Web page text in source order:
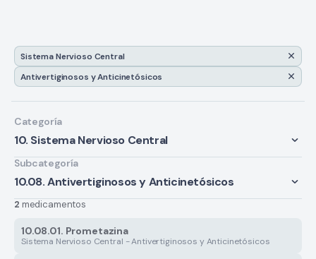
Sistema Nervioso Central
Antivertiginosos y Anticinetósicos
Categoría
10. Sistema Nervioso Central
Subcategoría
10.08. Antivertiginosos y Anticinetósicos
2 medicamentos
10.08.01. Prometazina
Sistema Nervioso Central - Antivertiginosos y Anticinetósicos